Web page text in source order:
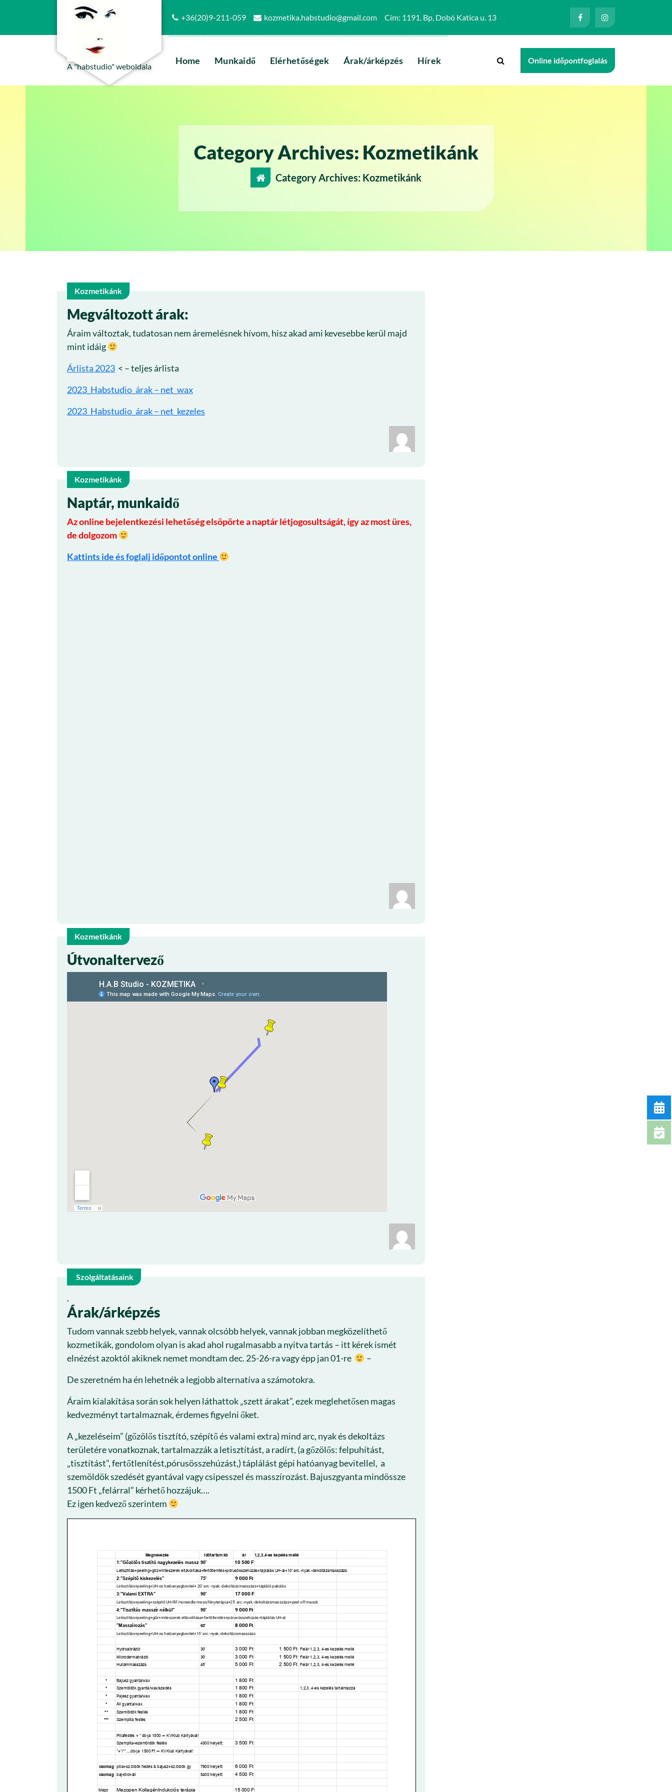
+36(20)9-211-059 kozmetika.habstudio@gmail.com Cím: 1191. Bp, Dobó Katica u. 13
A "habstudio" weboldala
Home Munkaidő Elérhetőségek Árak/árképzés Hírek Online időpontfoglalás
Category Archives: Kozmetikánk
Category Archives: Kozmetikánk
20
márc
Kozmetikánk
Megváltozott árak:
Áraim változtak, tudatosan nem áremelésnek hívom, hisz akad ami kevesebbe kerül majd
mint idáig
Árlista 2023 < – teljes árlista
2023_Habstudio_árak – net_wax
2023_Habstudio_árak – net_kezeles
1
ápr
Kozmetikánk
Naptár, munkaidő
Az online bejelentkezési lehetőség elsöpörte a naptár létjogosultságát, így az most üres,
de dolgozom
Kattints ide és foglalj időpontot online
29
Kozmetikánk
Útvonaltervező
márc
Kozmetikánk
,
Szolgáltatásaink
Árak/árképzés
Tudom vannak szebb helyek, vannak olcsóbb helyek, vannak jobban megközelíthető
kozmetikák, gondolom olyan is akad ahol rugalmasabb a nyitva tartás – itt kérek ismét
elnézést azoktól akiknek nemet mondtam dec. 25-26-ra vagy épp jan 01-re
–
De szeretném ha én lehetnék a legjobb alternatíva a számotokra.
Áraim kialakítása során sok helyen láthattok „szett árakat”, ezek meglehetősen magas
kedvezményt tartalmaznak, érdemes figyelni őket.
A „kezeléseim” (gőzölős tisztító, szépítő és valami extra) mind arc, nyak és dekoltázs
területére vonatkoznak, tartalmazzák a letisztítást, a radírt, (a gőzölős: felpuhítást,
„tisztítást”, fertőtlenítést,pórusösszehúzást,) táplálást gépi hatóanyag bevitellel, a
szemöldök szedését gyantával vagy csipesszel és masszírozást. Bajuszgyanta mindössze
1500 Ft „felárral” kérhető hozzájuk….
Ez igen kedvező szerintem